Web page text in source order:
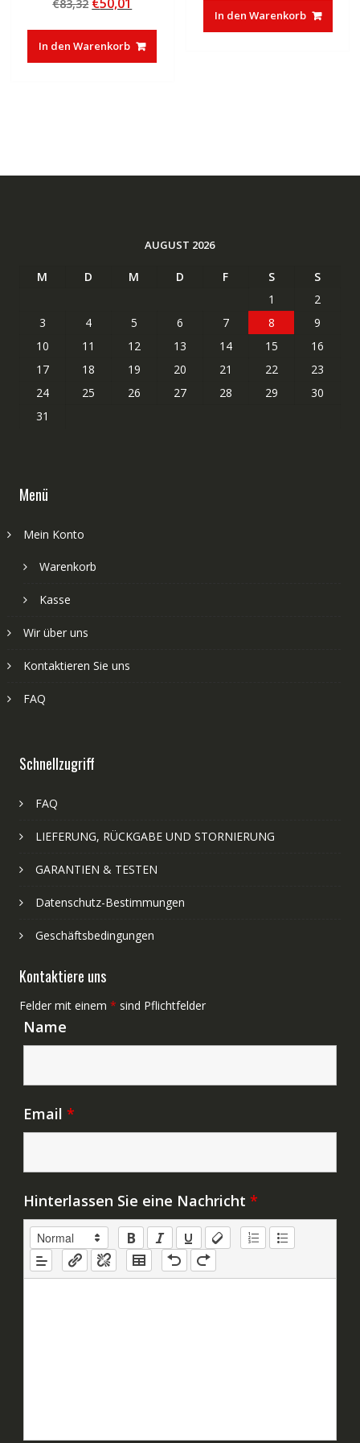
von 5
€83,32
war:
€83,32
ist:
€50,01.
In den Warenkorb
war:
€35,00
ist:
€17,47.
In den Warenkorb
AUGUST 2026
M D M D F S
S
1
2
3
4 5 6 7 8
9
10
11 12 13 14 15
16
17
18 19 20 21 22
23
24
25 26 27 28 29
30
31
Menü
Mein Konto
Warenkorb
Kasse
Wir über uns
Kontaktieren Sie uns
FAQ
Schnellzugriff
FAQ
LIEFERUNG, RÜCKGABE UND STORNIERUNG
GARANTIEN & TESTEN
Datenschutz-Bestimmungen
Geschäftsbedingungen
Kontaktiere uns
Felder mit einem * sind Pflichtfelder
Name
Email *
Hinterlassen Sie eine Nachricht *